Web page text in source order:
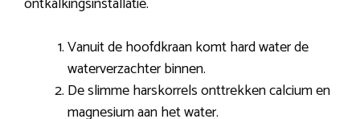
Vanuit de hoofdkraan komt hard water de
waterverzachter binnen.
De slimme harskorrels onttrekken calcium en
magnesium aan het water.